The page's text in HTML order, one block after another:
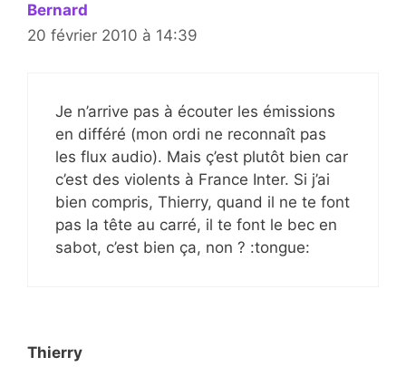
Bernard
20 février 2010 à 14:39
Je n’arrive pas à écouter les émissions
en différé (mon ordi ne reconnaît pas
les flux audio). Mais ç’est plutôt bien car
c’est des violents à France Inter. Si j’ai
bien compris, Thierry, quand il ne te font
pas la tête au carré, il te font le bec en
sabot, c’est bien ça, non ? :tongue:
Thierry